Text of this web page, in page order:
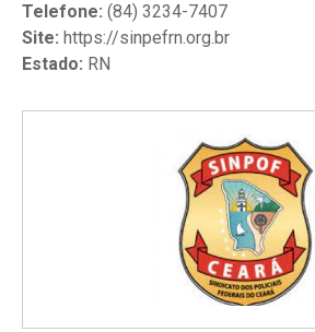
Telefone: (84) 3234-7407
Site: https://sinpefrn.org.br
Estado: RN